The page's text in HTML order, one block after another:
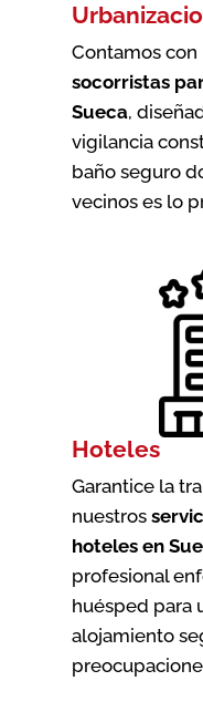
Contamos
socorristas
Sueca,
vigilancia
baño seguro
vecinos es lo
Hoteles
Garantice la
nuestros
hoteles en
profesional
huésped para
alojamiento